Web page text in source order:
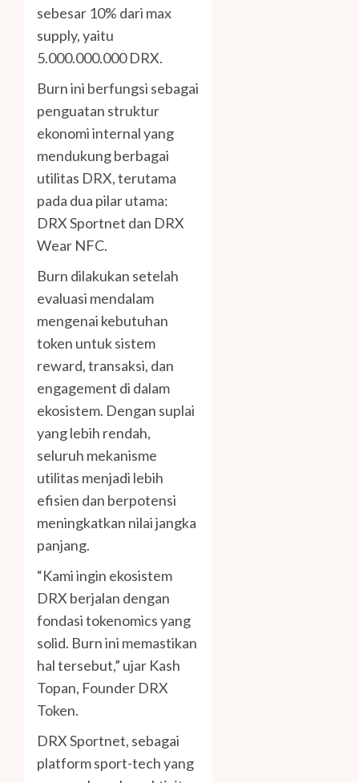
sebesar 10% dari max
supply, yaitu
5.000.000.000 DRX.
Burn ini berfungsi sebagai
penguatan struktur
ekonomi internal yang
mendukung berbagai
utilitas DRX, terutama
pada dua pilar utama:
DRX Sportnet dan DRX
Wear NFC.
Burn dilakukan setelah
evaluasi mendalam
mengenai kebutuhan
token untuk sistem
reward, transaksi, dan
engagement di dalam
ekosistem. Dengan suplai
yang lebih rendah,
seluruh mekanisme
utilitas menjadi lebih
efisien dan berpotensi
meningkatkan nilai jangka
panjang.
“Kami ingin ekosistem
DRX berjalan dengan
fondasi tokenomics yang
solid. Burn ini memastikan
hal tersebut,” ujar Kash
Topan, Founder DRX
Token.
DRX Sportnet, sebagai
platform sport-tech yang